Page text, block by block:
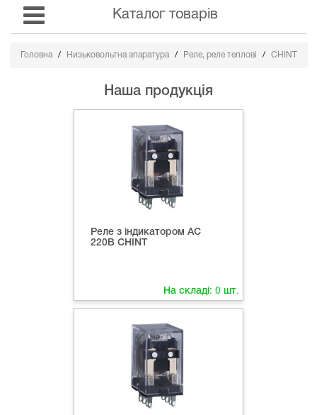
Каталог товарів
Головна Низьковольтна апаратура Реле, реле теплові CHINT
Наша продукція
Реле з індикатором AC
220В СHINT
На складі: 0 шт.